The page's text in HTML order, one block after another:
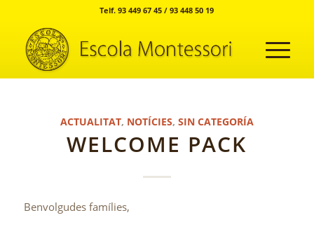
Telf. 93 449 67 45 / 93 448 50 19
ACTUALITAT, NOTÍCIES, SIN CATEGORÍA
WELCOME PACK
Benvolgudes famílies,